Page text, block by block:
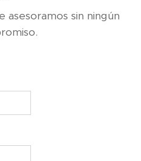
asesoramos sin ningún